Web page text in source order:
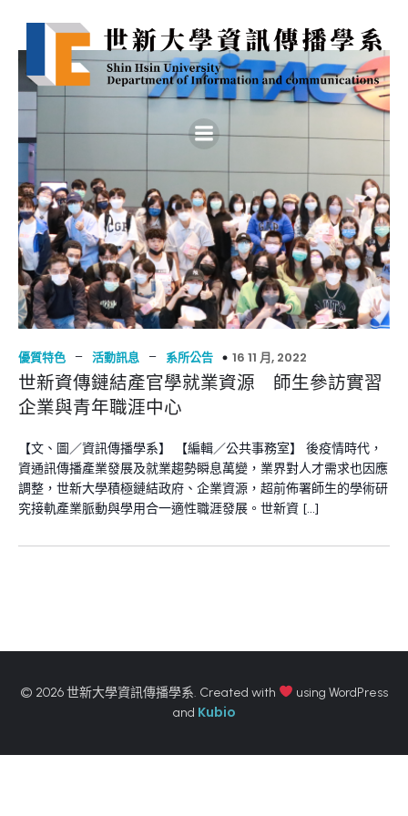
優質特色 – 活動訊息 – 系所公告 16 11 月, 2022
世新資傳鏈結產官學就業資源 師生參訪實習
企業與青年職涯中心
【文、圖／資訊傳播學系】 【編輯／公共事務室】 後疫情時代，
資通訊傳播產業發展及就業趨勢瞬息萬變，業界對人才需求也因應
調整，世新大學積極鏈結政府、企業資源，超前佈署師生的學術研
究接軌產業脈動與學用合一適性職涯發展。世新資 […]
© 2026 世新大學資訊傳播學系. Created with
using WordPress
and Kubio